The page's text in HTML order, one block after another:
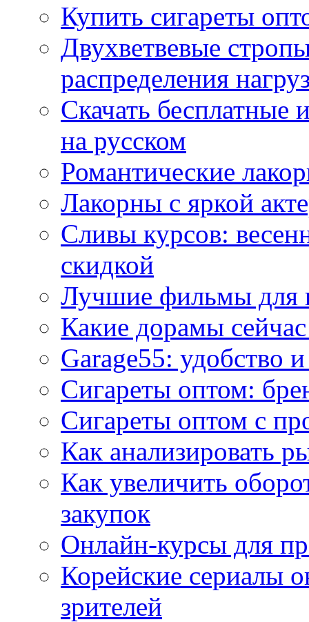
Купить сигареты
Двухветвевые
распределения
Скачать
на русском
Романтические
Лакорны с яркой
Сливы курсов:
скидкой
Лучшие фильмы для
Какие дорамы
Garage55: удобство
Сигареты оптом:
Сигареты оптом с
Как анализировать
Как увеличить
закупок
Онлайн-курсы для
Корейские сериалы
зрителей